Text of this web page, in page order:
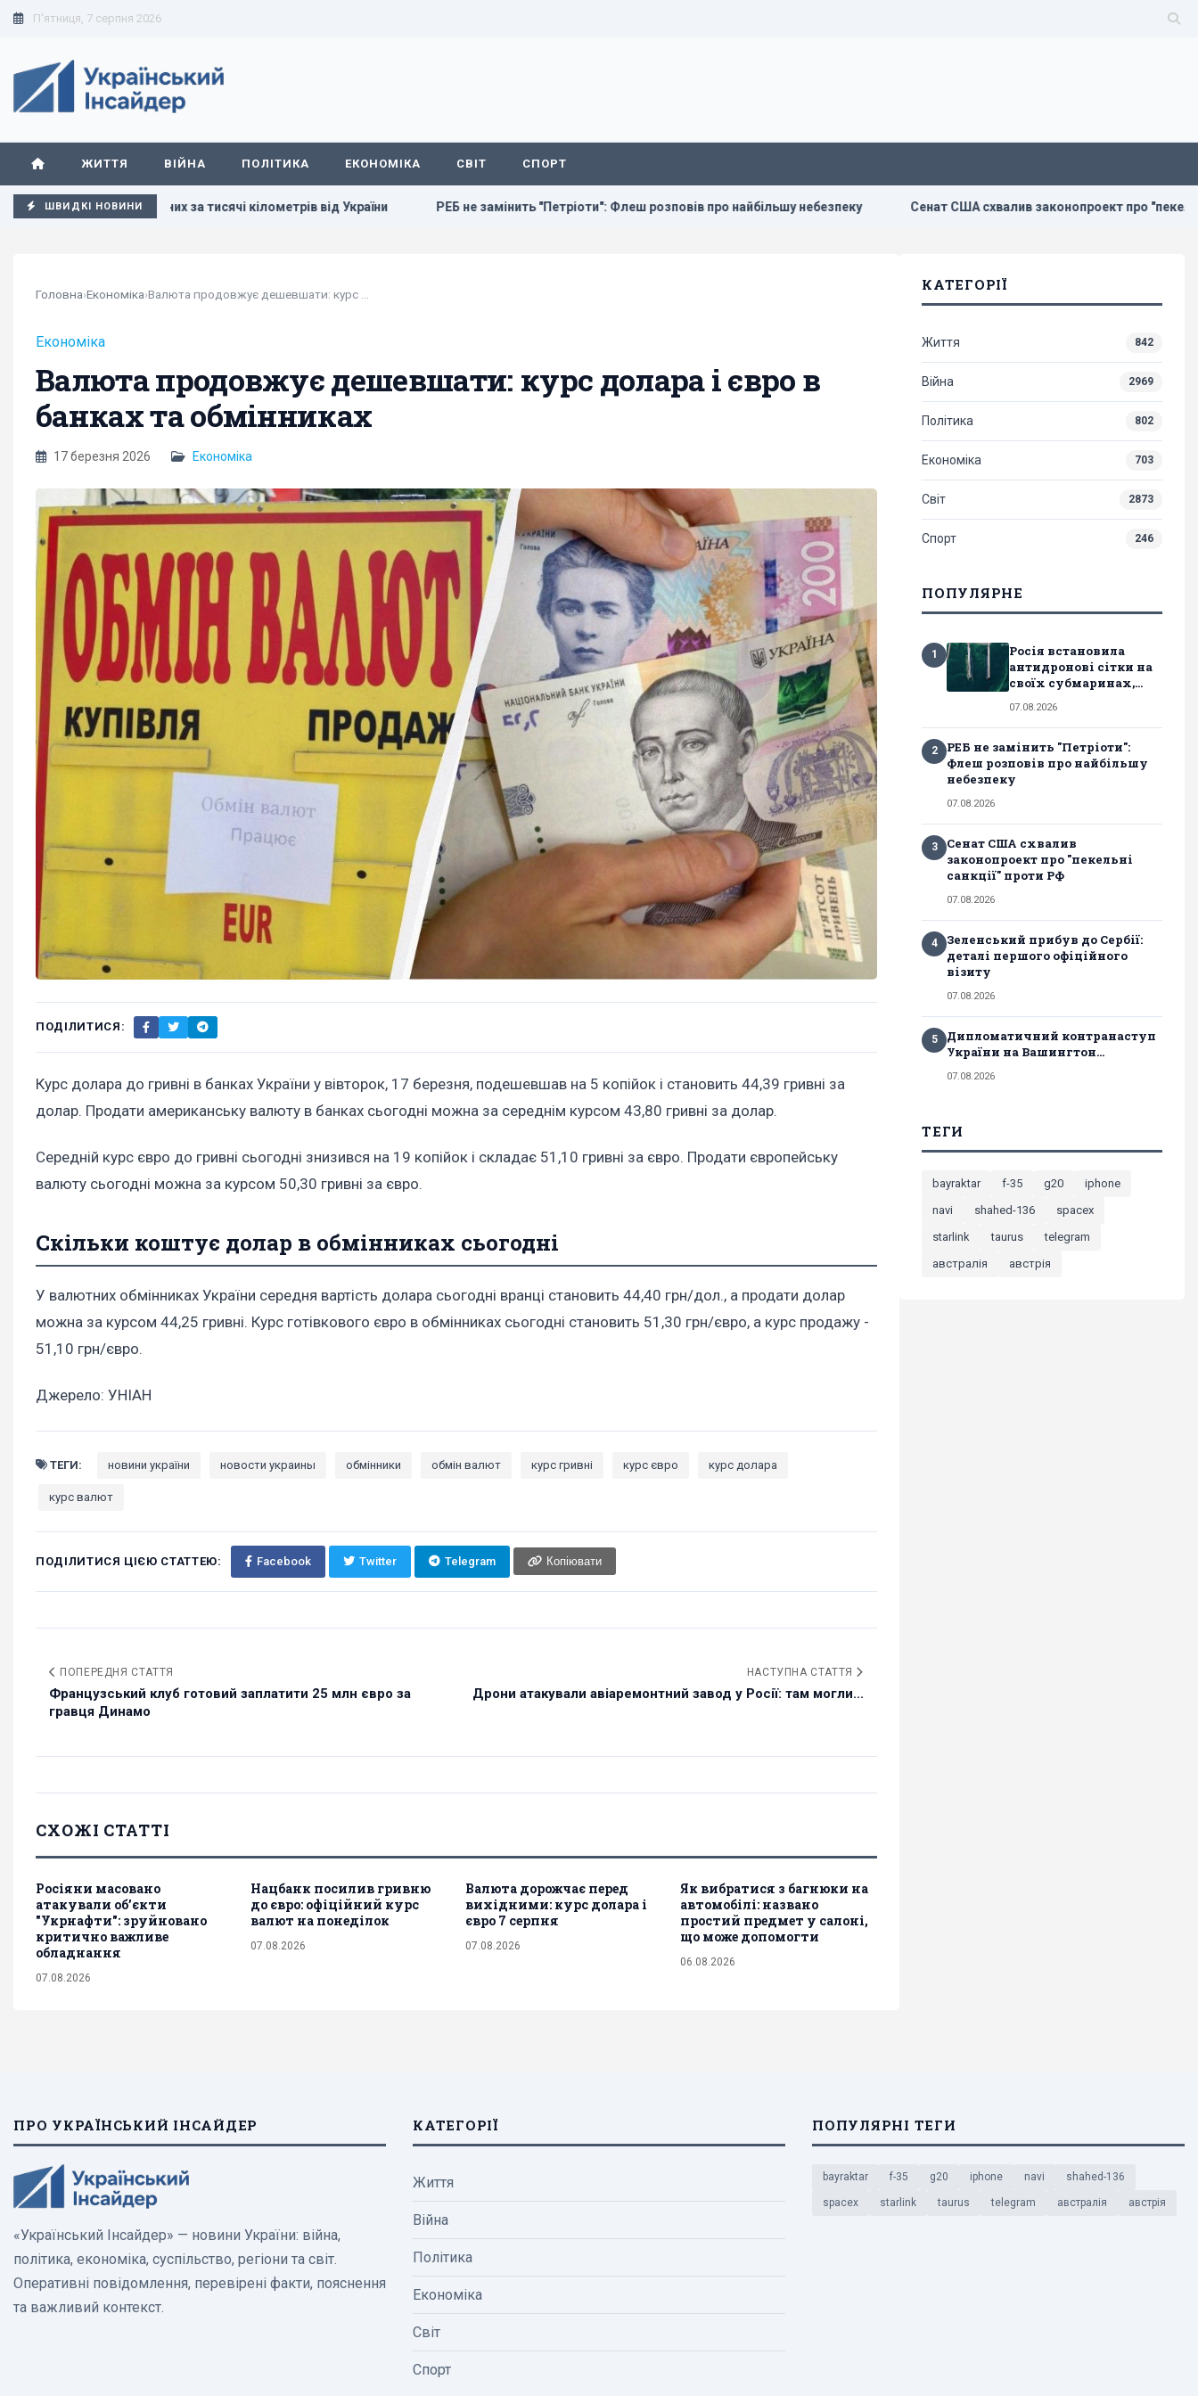
П'ятниця, 7 серпня 2026
ЖИТТЯ ВІЙНА ПОЛІТИКА ЕКОНОМІКА СВІТ СПОРТ
ШВИДКІ НОВИНИза тисячі кілометрів від України РЕБ не замінить "Петріоти": Флеш розповів про найбільшу небезпеку Сенат США схвалив законопроект про "пекельні санкції"
Головна›Економіка›
Економіка
Валюта продовжує дешевшати: курс долара і євро в
банках та обмінниках
17 березня 2026 Економіка
ПОДІЛИТИСЯ:
Курс долара до гривні в банках України у вівторок, 17 березня, подешевшав на 5 копійок і становить 44,39 гривні за
долар. Продати американську валюту в банках сьогодні можна за середнім курсом 43,80 гривні за долар.
Середній курс євро до гривні сьогодні знизився на 19 копійок і складає 51,10 гривні за євро. Продати європейську
валюту сьогодні можна за курсом 50,30 гривні за євро.
Скільки коштує долар в обмінниках сьогодні
У валютних обмінниках України середня вартість долара сьогодні вранці становить 44,40 грн/дол., а продати долар
можна за курсом 44,25 гривні. Курс готівкового євро в обмінниках сьогодні становить 51,30 грн/євро, а курс продажу -
51,10 грн/євро.
Джерело: УНІАН
ТЕГИ: новини україни новости украины обмінники обмін валют курс гривні курс євро курс долара
курс валют
ПОДІЛИТИСЯ ЦІЄЮ СТАТТЕЮ: Facebook Twitter Telegram Копіювати
ПОПЕРЕДНЯ СТАТТЯ
Французський клуб готовий заплатити 25 млн євро за
гравця Динамо
НАСТУПНА СТАТТЯ
Дрони атакували авіаремонтний завод у Росії: там могли...
СХОЖІ СТАТТІ
Росіяни масовано
атакували обʼєкти
"Укрнафти": зруйновано
критично важливе
обладнання
07.08.2026
Нацбанк посилив гривню
до євро: офіційний курс
валют на понеділок
07.08.2026
Валюта дорожчає перед
вихідними: курс долара і
євро 7 серпня
07.08.2026
Як вибратися з багнюки на
автомобілі: названо
простий предмет у салоні,
що може допомогти
06.08.2026
КАТЕГОРІЇ
Життя 842
Війна 2969
Політика 802
Економіка 703
Світ 2873
Спорт 246
ПОПУЛЯРНЕ
1
Росія встановила
антидронові сітки на
своїх субмаринах,...
07.08.2026
2
РЕБ не замінить "Петріоти":
Флеш розповів про найбільшу
небезпеку
07.08.2026
3
Сенат США схвалив
законопроект про "пекельні
санкції" проти РФ
07.08.2026
4
Зеленський прибув до Сербії:
деталі першого офіційного
візиту
07.08.2026
5
Дипломатичний контранаступ
України на Вашингтон...
07.08.2026
ТЕГИ
bayraktar f-35 g20
iphone
navi
shahed-136
spacex
starlink
taurus
telegram
австралія
австрія
ПРО УКРАЇНСЬКИЙ ІНСАЙДЕР
«Український Інсайдер» — новини України: війна,
політика, економіка, суспільство, регіони та світ.
Оперативні повідомлення, перевірені факти, пояснення
та важливий контекст.
КАТЕГОРІЇ
Життя
Війна
Політика
Економіка
Світ
Спорт
ПОПУЛЯРНІ ТЕГИ
bayraktar f-35 g20 iphone navi shahed-136
spacex starlink taurus telegram австралія австрія